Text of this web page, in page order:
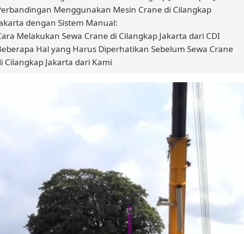
Menggunakan Mesin Crane di Cilangkap
dengan Sistem Manual:
Melakukan Sewa Crane di Cilangkap Jakarta dari CDI
Hal yang Harus Diperhatikan Sebelum Sewa Crane
Cilangkap Jakarta dari Kami